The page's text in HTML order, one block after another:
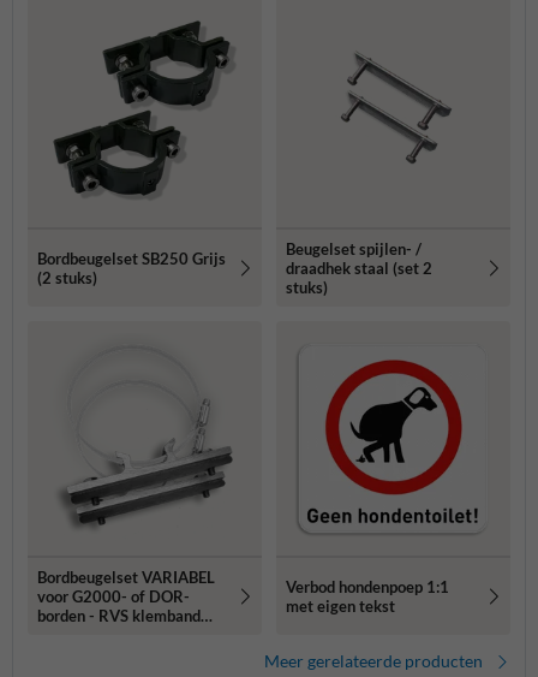
Bordbeugelset SB250 Grijs
(2 stuks)
Beugelset spijlen- /
draadhek staal (set 2
stuks)
Bordbeugelset VARIABEL
voor G2000- of DOR-
borden - RVS klemband
Verbod hondenpoep 1:1
met eigen tekst
Meer gerelateerde producten